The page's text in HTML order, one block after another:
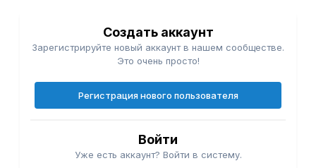
Создать аккаунт
Зарегистрируйте новый аккаунт в нашем сообществе.
Это очень просто!
Регистрация нового пользователя
Войти
Уже есть аккаунт? Войти в систему.